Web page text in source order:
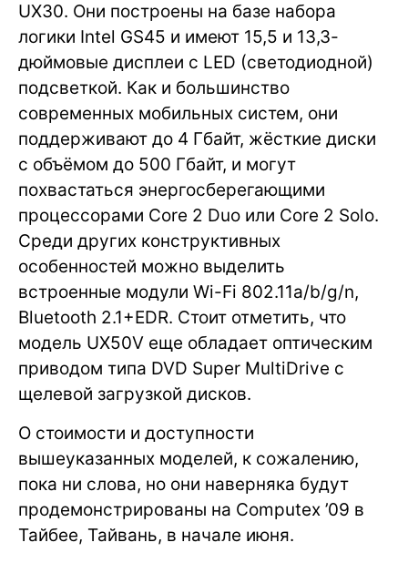
UX30. Они построены на базе набора
логики Intel GS45 и имеют 15,5 и 13,3-
дюймовые дисплеи с LED (светодиодной)
подсветкой. Как и большинство
современных мобильных систем, они
поддерживают до 4 Гбайт, жёсткие диски
с объёмом до 500 Гбайт, и могут
похвастаться энергосберегающими
процессорами Core 2 Duo или Core 2 Solo.
Среди других конструктивных
особенностей можно выделить
встроенные модули Wi-Fi 802.11a/b/g/n,
Bluetooth 2.1+EDR. Стоит отметить, что
модель UX50V еще обладает оптическим
приводом типа DVD Super MultiDrive с
щелевой загрузкой дисков.
О стоимости и доступности
вышеуказанных моделей, к сожалению,
пока ни слова, но они наверняка будут
продемонстрированы на Computex ’09 в
Тайбее, Тайвань, в начале июня.